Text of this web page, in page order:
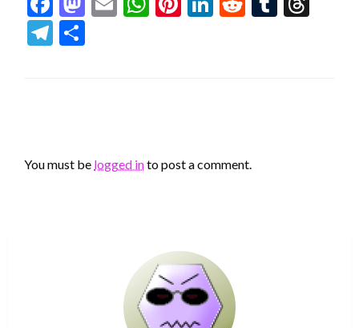
Telegram
You must be logged into post a comment.